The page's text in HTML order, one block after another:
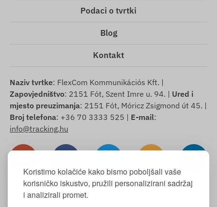
Koristimo kolačiće kako bismo poboljšali vaše
korisničko iskustvo, pružili personalizirani sadržaj
i analizirali promet.
Podaci o tvrtki
Blog
Kontakt
Naziv tvrtke: FlexCom Kommunikációs Kft. |
Zapovjedništvo: 2151 Fót, Szent Imre u. 94. | Ured i
mjesto preuzimanja: 2151 Fót, Móricz Zsigmond út 45. |
Broj telefona: +36 70 3333 525 | E-mail:
info@tracking.hu
Autorska prava © 2025 FlexCom Communications Ltd.,